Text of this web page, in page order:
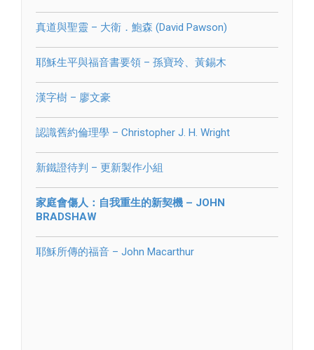
真道與聖靈 – 大衛．鮑森 (David Pawson)
耶穌生平與福音書要領 – 孫寶玲、黃錫木
漢字樹 – 廖文豪
認識舊約倫理學 – Christopher J. H. Wright
新鐵證待判 – 更新製作小組
家庭會傷人：自我重生的新契機 – JOHN
BRADSHAW
耶穌所傳的福音 – John Macarthur